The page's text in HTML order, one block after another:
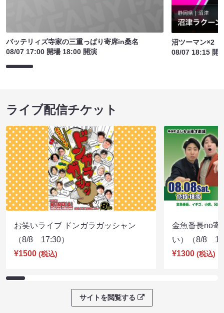
バッテリィズ寺家の三重っぱり寄席in桑名
08/07 17:00 開場 18:00 開演
沼ツーマン×2
08/07 18:15 開
ライブ配信チケット
お笑いライブ ドンガラガッシャン
（8/8 17:30）
¥1500 (税込)
金魚番長no寄
い）（8/8
¥1300 (税込)
サイトを閲覧する